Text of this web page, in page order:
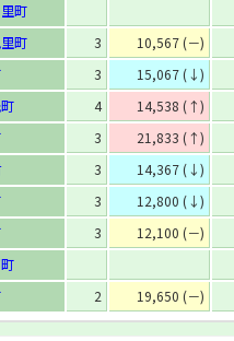
町
町
3 10,567 (－)
3 15,067 (↓)
4 14,538 (↑)
3 21,833 (↑)
3 14,367 (↓)
3 12,800 (↓)
3 12,100 (－)
2 19,650 (－)